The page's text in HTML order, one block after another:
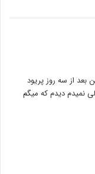
بعد از سه روز پریود
نمیدم دیدم که میگم